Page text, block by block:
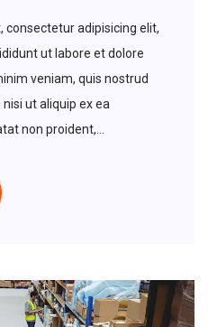
consectetur adipisicing elit,
ut labore et dolore
veniam, quis nostrud
ut aliquip ex ea
non proident,...